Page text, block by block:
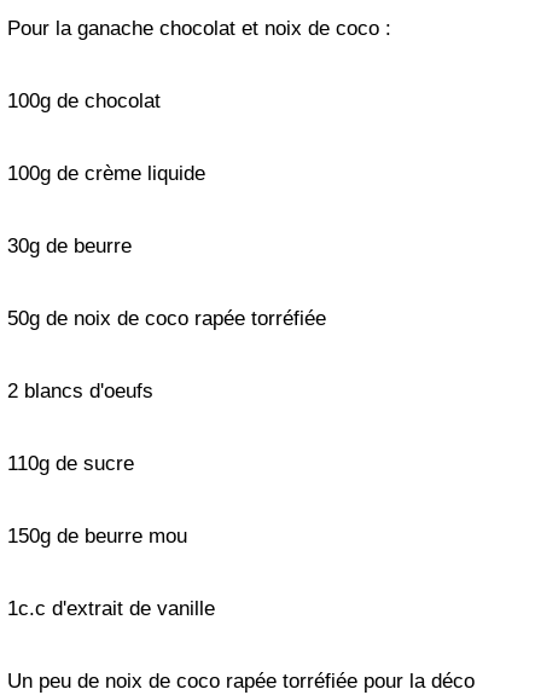
Pour la ganache chocolat et noix de coco :
100g de chocolat
100g de crème liquide
30g de beurre
50g de noix de coco rapée torréfiée
2 blancs d'oeufs
110g de sucre
150g de beurre mou
1c.c d'extrait de vanille
Un peu de noix de coco rapée torréfiée pour la déco